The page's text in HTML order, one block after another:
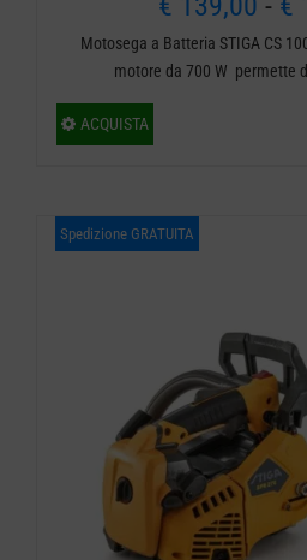
Motosega a Batteria STIGA CS
motore da 700 W permette
ACQUISTA
Spedizione GRATUITA